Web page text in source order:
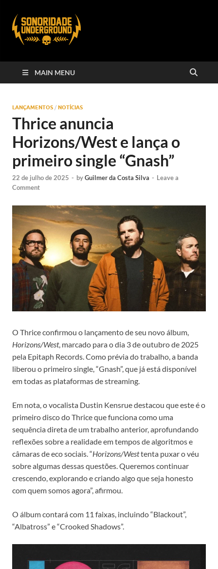
MAIN MENU
LANÇAMENTOS / NOTÍCIAS
Thrice anuncia
Horizons/West e lança o
primeiro single “Gnash”
22 de julho de 2025 - byGuilmer da Costa Silva - Leave a
Comment
O Thrice confirmou o lançamento de seu novo álbum,
Horizons/West, marcado para o dia 3 de outubro de 2025
pela Epitaph Records. Como prévia do trabalho, a banda
liberou o primeiro single, “Gnash”, que já está disponível
em todas as plataformas de streaming.
Em nota, o vocalista Dustin Kensrue destacou que este é o
primeiro disco do Thrice que funciona como uma
sequência direta de um trabalho anterior, aprofundando
reflexões sobre a realidade em tempos de algoritmos e
câmaras de eco sociais. “Horizons/Westtenta puxar o véu
sobre algumas dessas questões. Queremos continuar
crescendo, explorando e criando algo que seja honesto
com quem somos agora”, afirmou.
O álbum contará com 11 faixas, incluindo “Blackout”,
“Albatross” e “Crooked Shadows”.